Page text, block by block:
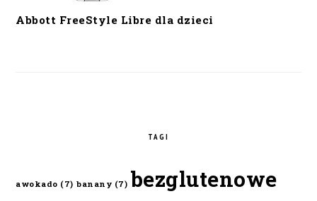
Abbott FreeStyle Libre dla dzieci
TAGI
awokado (7) banany (7) bezglutenowe